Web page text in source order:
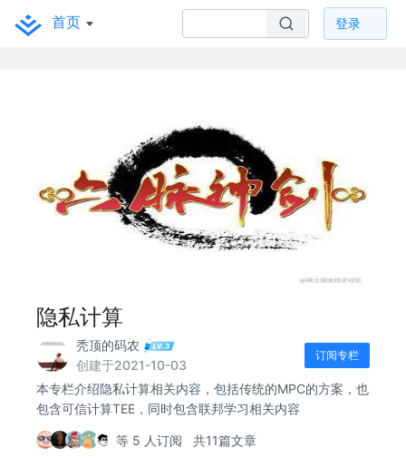
首页 登录
隐私计算
秃顶的码农
创建于2021-10-03
订阅专栏
本专栏介绍隐私计算相关内容，包括传统的MPC的方案，也
包含可信计算TEE，同时包含联邦学习相关内容
等 5 人订阅 共11篇文章